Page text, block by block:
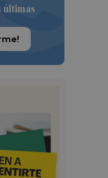
últimas